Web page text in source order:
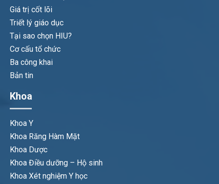
Giá trị cốt lõi
Triết lý giáo dục
Tại sao chọn HIU?
Cơ cấu tổ chức
Ba công khai
Bản tin
Khoa
Khoa Y
Khoa Răng Hàm Mặt
Khoa Dược
Khoa Điều dưỡng – Hộ sinh
Khoa Xét nghiệm Y học